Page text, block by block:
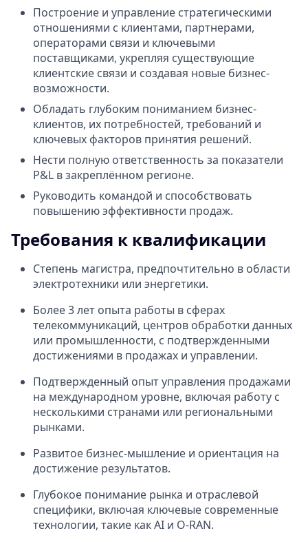
Построение и управление стратегическими
отношениями с клиентами, партнерами,
операторами связи и ключевыми
поставщиками, укрепляя существующие
клиентские связи и создавая новые бизнес-
возможности.
Обладать глубоким пониманием бизнес-
клиентов, их потребностей, требований и
ключевых факторов принятия решений.
Нести полную ответственность за показатели
P&L в закреплённом регионе.
Руководить командой и способствовать
повышению эффективности продаж.
Требования к квалификации
Степень магистра, предпочтительно в области
электротехники или энергетики.
Более 3 лет опыта работы в сферах
телекоммуникаций, центров обработки данных
или промышленности, с подтвержденными
достижениями в продажах и управлении.
Подтвержденный опыт управления продажами
на международном уровне, включая работу с
несколькими странами или региональными
рынками.
Развитое бизнес-мышление и ориентация на
достижение результатов.
Глубокое понимание рынка и отраслевой
специфики, включая ключевые современные
технологии, такие как AI и O-RAN.